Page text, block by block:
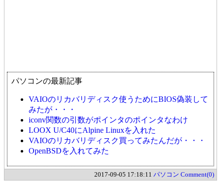
パソコンの最新記事
VAIOのリカバリディスク使うためにBIOS偽装して
みたが・・・
iconv関数の引数がポインタのポインタなわけ
LOOX U/C40にAlpine Linuxを入れた
VAIOのリカバリディスク買ってみたんだが・・・
OpenBSDを入れてみた
2017-09-05 17:18:11 パソコン Comment(0)